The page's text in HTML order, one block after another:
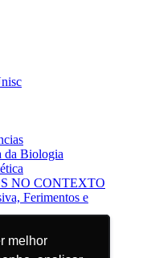
melhor
melhor
da Biologia
NO CONTEXTO
Ferimentos e